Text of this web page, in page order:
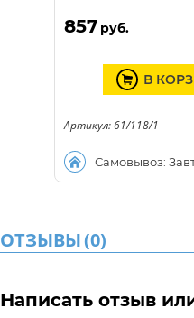
857 руб.
Самовывоз:
В
Артикул: 61/118/1
ОТЗЫВЫ(0)
Написать отзыв